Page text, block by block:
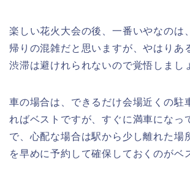
楽しい花火大会の後、一番いやなのは
帰りの混雑だと思いますが、やはりあ
渋滞は避けれられないので覚悟しまし
車の場合は、できるだけ会場近くの駐
ればベストですが、すぐに満車になっ
で、心配な場合は駅から少し離れた場
を早めに予約して確保しておくのがベ